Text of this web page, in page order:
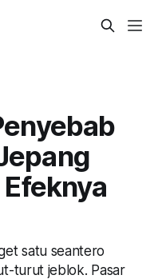
satu seantero
turut jeblok. Pasar